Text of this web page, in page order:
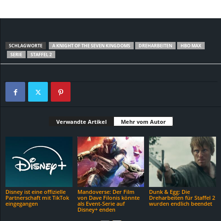
SCHLAGWORTE A KNIGHT OF THE SEVEN KINGDOMS DREHARBEITEN
HBO MAX
SERIE
STAFFEL 2
Verwandte Artikel Mehr vom Autor
Disney ist eine offizielle
Partnerschaft mit TikTok
eingegangen
Mandoverse: Der Film
von Dave Filonis könnte
als Event-Serie auf
Disney+ enden
Dunk & Egg: Die
Dreharbeiten für Staffel 2
wurden endlich beendet